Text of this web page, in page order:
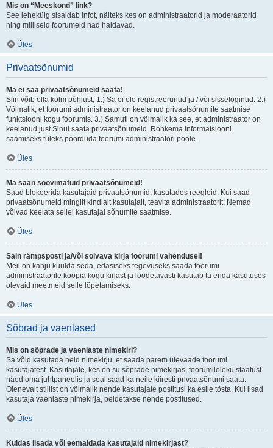
Mis on “Meeskond” link?
See lehekülg sisaldab infot, näiteks kes on administraatorid ja moderaatorid
ning milliseid foorumeid nad haldavad.
Üles
Privaatsõnumid
Ma ei saa privaatsõnumeid saata!
Siin võib olla kolm põhjust; 1.) Sa ei ole registreerunud ja / või sisseloginud. 2.)
Võimalik, et foorumi administraator on keelanud privaatsõnumite saatmise
funktsiooni kogu foorumis. 3.) Samuti on võimalik ka see, et administraator on
keelanud just Sinul saata privaatsõnumeid. Rohkema informatsiooni
saamiseks tuleks pöörduda foorumi administraatori poole.
Üles
Ma saan soovimatuid privaatsõnumeid!
Saad blokeerida kasutajaid privaatsõnumid, kasutades reegleid. Kui saad
privaatsõnumeid mingilt kindlalt kasutajalt, teavita administraatorit; Nemad
võivad keelata sellel kasutajal sõnumite saatmise.
Üles
Sain rämpsposti ja/või solvava kirja foorumi vahendusel!
Meil on kahju kuulda seda, edasiseks tegevuseks saada foorumi
administraatorile koopia kogu kirjast ja loodetavasti kasutab ta enda käsutuses
olevaid meetmeid selle lõpetamiseks.
Üles
Sõbrad ja vaenlased
Mis on sõprade ja vaenlaste nimekiri?
Sa võid kasutada neid nimekirju, et saada parem ülevaade foorumi
kasutajatest. Kasutajate, kes on su sõprade nimekirjas, foorumiloleku staatust
näed oma juhtpaneelis ja seal saad ka neile kiiresti privaatsõnumi saata.
Olenevalt stiilist on võimalik nende kasutajate postitusi ka esile tõsta. Kui lisad
kasutaja vaenlaste nimekirja, peidetakse nende postitused.
Üles
Kuidas lisada või eemaldada kasutajaid nimekirjast?